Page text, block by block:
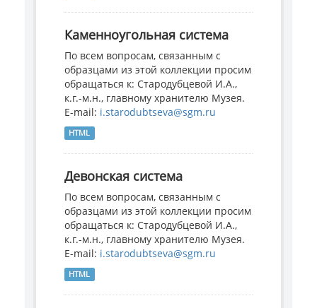
Каменноугольная система
По всем вопросам, связанным с
образцами из этой коллекции просим
обращаться к: Стародубцевой И.А.,
к.г.-м.н., главному хранителю Музея.
E-mail: i.starodubtseva@sgm.ru
HTML
Девонская система
По всем вопросам, связанным с
образцами из этой коллекции просим
обращаться к: Стародубцевой И.А.,
к.г.-м.н., главному хранителю Музея.
E-mail: i.starodubtseva@sgm.ru
HTML